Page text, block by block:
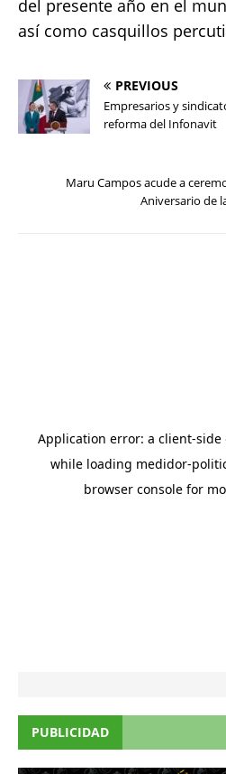
del presente año en el
así como casquillos
PREVIOUS
Empresarios y
reforma del Infonavit
Maru Campos acude a
Aniversario de
PUBLICIDAD